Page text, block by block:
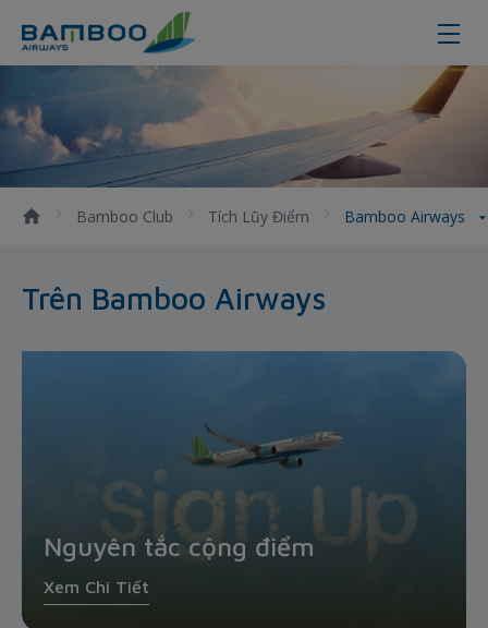
Bamboo Airways - Bamboo
Bamboo Club Tích Lũy Điểm Bamboo Airways
Trên Bamboo Airways
Nguyên tắc cộng điểm
Xem Chi Tiết